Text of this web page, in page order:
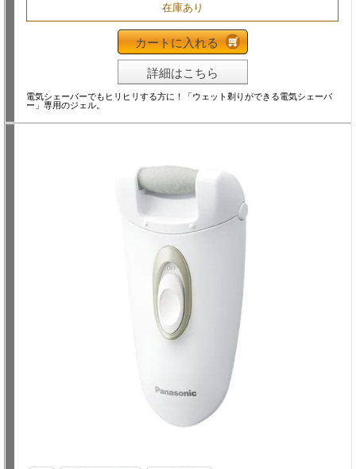
在庫あり
カートに入れる
詳細はこちら
電気シェーバーでもヒリヒリする方に！「ウェット剃りができる電気シェーバ
ー」専用のジェル。